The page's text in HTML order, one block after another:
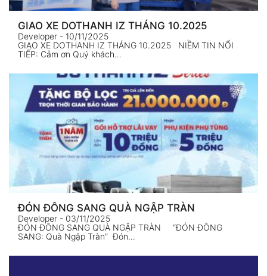
GIAO XE DOTHANH IZ THÁNG 10.2025
Developer - 10/11/2025
GIAO XE DOTHANH IZ THÁNG 10.2025 NIỀM TIN NỐI
TIẾP: Cảm ơn Quý khách…
ĐÓN ĐÔNG SANG QUÀ NGẬP TRÀN
Developer - 03/11/2025
ĐÓN ĐÔNG SANG QUÀ NGẬP TRÀN “ĐÓN ĐÔNG
SANG: Quà Ngập Tràn” Đón…